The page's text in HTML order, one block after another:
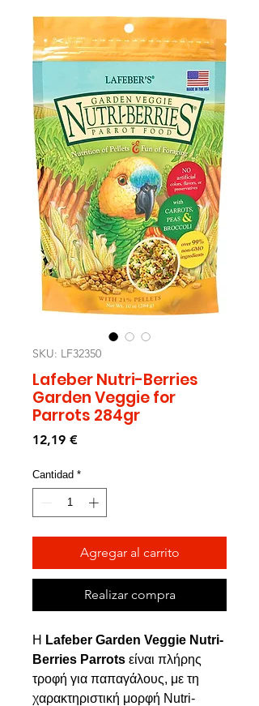
SKU: LF32350
Lafeber Nutri-Berries
Garden Veggie for
Parrots 284gr
12,19 €Precio
Cantidad *
Agregar al carrito
Realizar compra
Η Lafeber Garden Veggie Nutri-
Berries Parrots είναι πλήρης
τροφή για παπαγάλους, με τη
χαρακτηριστική μορφή Nutri-